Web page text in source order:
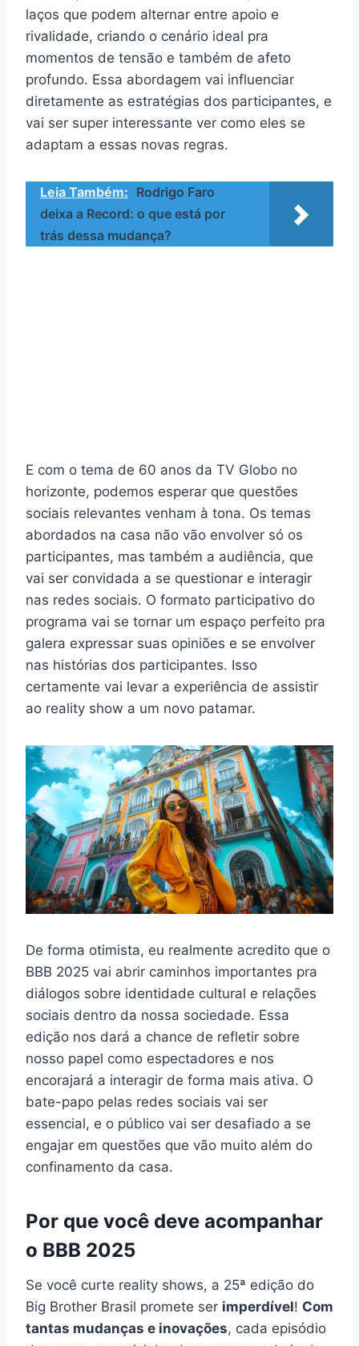
laços que podem alternar entre apoio e
rivalidade, criando o cenário ideal pra
momentos de tensão e também de afeto
profundo. Essa abordagem vai influenciar
diretamente as estratégias dos participantes, e
vai ser super interessante ver como eles se
adaptam a essas novas regras.
Leia Também: Rodrigo Faro
deixa a Record: o que está por
trás dessa mudança?
E com o tema de 60 anos da TV Globo no
horizonte, podemos esperar que questões
sociais relevantes venham à tona. Os temas
abordados na casa não vão envolver só os
participantes, mas também a audiência, que
vai ser convidada a se questionar e interagir
nas redes sociais. O formato participativo do
programa vai se tornar um espaço perfeito pra
galera expressar suas opiniões e se envolver
nas histórias dos participantes. Isso
certamente vai levar a experiência de assistir
ao reality show a um novo patamar.
De forma otimista, eu realmente acredito que o
BBB 2025 vai abrir caminhos importantes pra
diálogos sobre identidade cultural e relações
sociais dentro da nossa sociedade. Essa
edição nos dará a chance de refletir sobre
nosso papel como espectadores e nos
encorajará a interagir de forma mais ativa. O
bate-papo pelas redes sociais vai ser
essencial, e o público vai ser desafiado a se
engajar em questões que vão muito além do
confinamento da casa.
Por que você deve acompanhar
o BBB 2025
Se você curte reality shows, a 25ª edição do
Big Brother Brasil promete ser imperdível! Com
tantas mudanças e inovações, cada episódio